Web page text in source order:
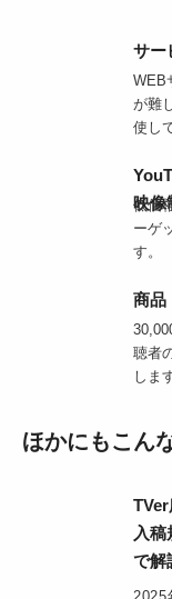
サー
WEB
が難
使し
映像
低価
ーゲ
す。
商品
聴者
しま
ほかにもこん
入
で解